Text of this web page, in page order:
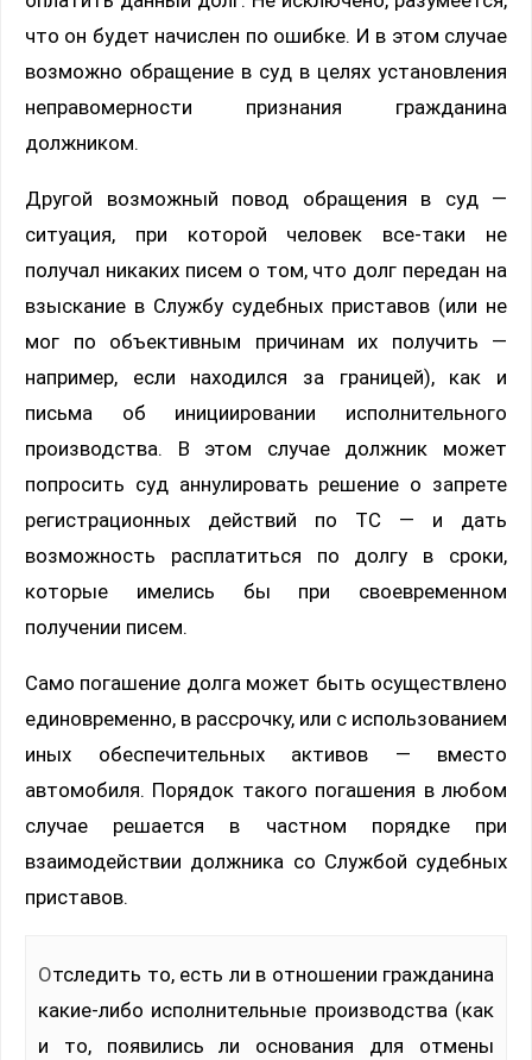
что он будет начислен по ошибке. И в этом случае
возможно обращение в суд в целях установления
неправомерности признания гражданина
должником.
Другой возможный повод обращения в суд —
ситуация, при которой человек все-таки не
получал никаких писем о том, что долг передан на
взыскание в Службу судебных приставов (или не
мог по объективным причинам их получить —
например, если находился за границей), как и
письма об инициировании исполнительного
производства. В этом случае должник может
попросить суд аннулировать решение о запрете
регистрационных действий по ТС — и дать
возможность расплатиться по долгу в сроки,
которые имелись бы при своевременном
получении писем.
Само погашение долга может быть осуществлено
единовременно, в рассрочку, или с использованием
иных обеспечительных активов — вместо
автомобиля. Порядок такого погашения в любом
случае решается в частном порядке при
взаимодействии должника со Службой судебных
приставов.
Отследить то, есть ли в отношении гражданина
какие-либо исполнительные производства (как
и то, появились ли основания для отмены